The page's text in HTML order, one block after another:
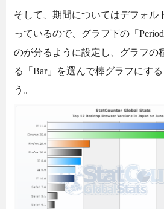
そして、期間についてはデフォル
っているので、グラフ下の「
のが分るように設定し、グラフの
る「Bar」を選んで棒グラフにす
う。